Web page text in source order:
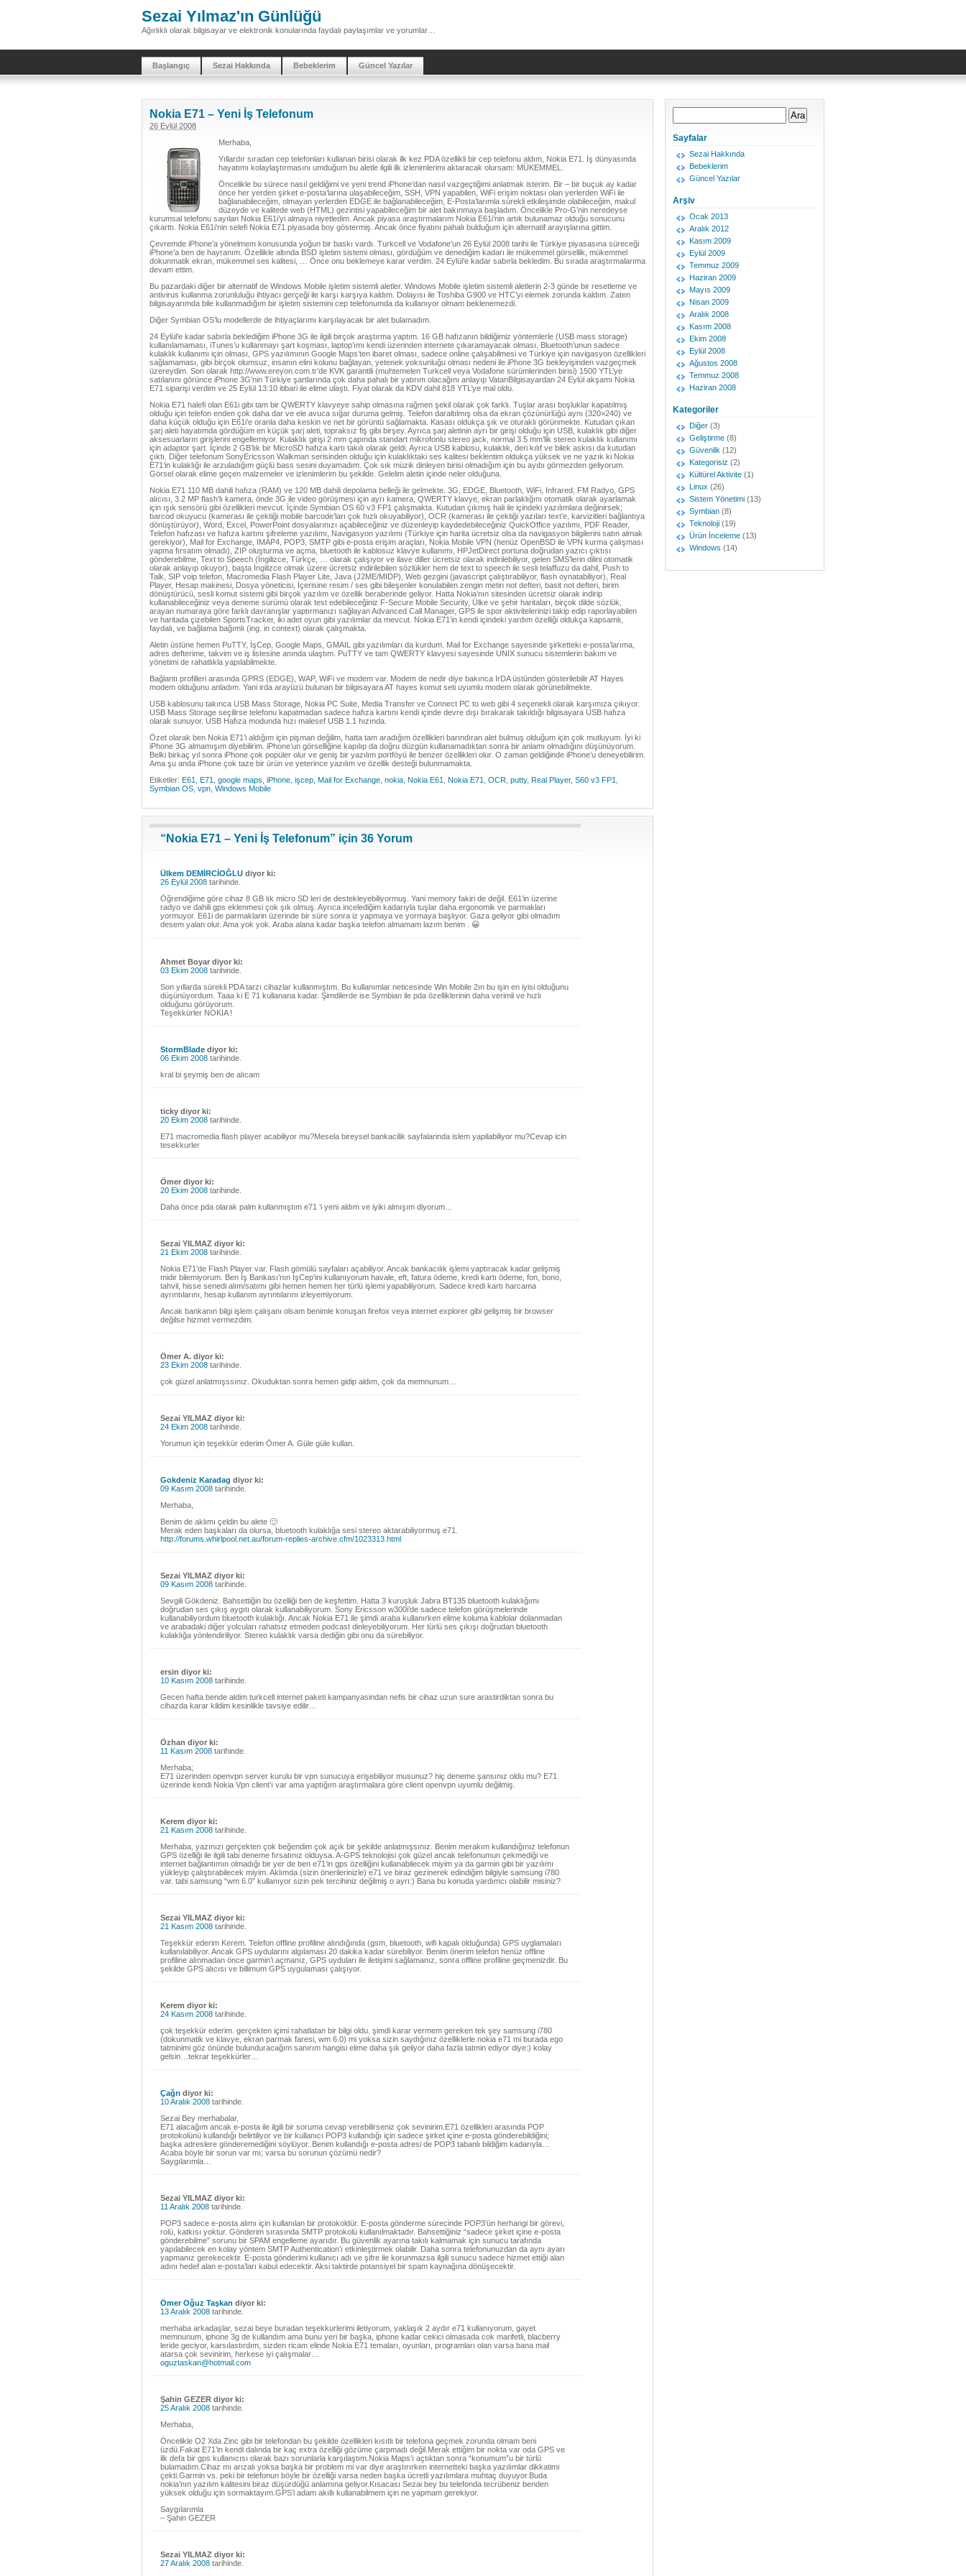
Sezai Yılmaz'ın Günlüğü
Ağırlıklı olarak bilgisayar ve elektronik konularında faydalı paylaşımlar ve yorumlar…
Başlangıç Sezai Hakkında Bebeklerim Güncel Yazılar
Nokia E71 – Yeni İş Telefonum
26 Eylül 2008
Merhaba,
Yıllardır sıradan cep telefonları kullanan birisi olarak ilk kez PDA özellikli bir cep telefonu aldım, Nokia E71. İş dünyasında
hayatımı kolaylaştırmasını umduğum bu aletle ilgili ilk izlenimlerimi aktaracak olursam: MÜKEMMEL.
Öncelikle bu sürece nasıl geldiğimi ve yeni trend iPhone’dan nasıl vazgeçtiğimi anlatmak isterim. Bir – bir buçuk ay kadar
önce her yerden şirket e-posta’larına ulaşabileceğim, SSH, VPN yapabilen, WiFi erişim noktası olan yerlerden WiFi ile
bağlanabileceğim, olmayan yerlerden EDGE ile bağlanabileceğim, E-Posta’larımla sürekli etkileşimde olabileceğim, makul
düzeyde ve kalitede web (HTML) gezintisi yapabileceğim bir alet bakınmaya başladım. Öncelikle Pro-G’nin neredeyse
kurumsal telefonu sayılan Nokia E61i’yi almaya niyetledim. Ancak piyasa araştırmalarım Nokia E61i’nin artık bulunamaz olduğu sonucunu
çıkarttı. Nokia E61i’nin selefi Nokia E71 piyasada boy göstermiş. Ancak önce fiyatını pahalı bulduğum için alternatif arayışlarına gittim.
Çevremde iPhone’a yönelmem konusunda yoğun bir baskı vardı. Turkcell ve Vodafone’un 26 Eylül 2008 tarihi ile Türkiye piyasasına süreceği
iPhone’a ben de hayranım. Özellikle altında BSD işletim sistemi olması, gördüğüm ve denediğim kadarı ile mükemmel görsellik, mükemmel
dokunmatik ekran, mükemmel ses kalitesi, … Önce onu beklemeye karar verdim. 24 Eylül’e kadar sabırla bekledim. Bu sırada araştırmalarıma
devam ettim.
Bu pazardaki diğer bir alternatif de Windows Mobile işletim sistemli aletler. Windows Mobile işletim sistemli aletlerin 2-3 günde bir resetleme ve
antivirus kullanma zorunluluğu ihtiyacı gerçeği ile karşı karşıya kaldım. Dolayısı ile Toshiba G900 ve HTC’yi elemek zorunda kaldım. Zaten
bilgisayarımda bile kullanmadığım bir işletim sistemini cep telefonumda da kullanıyor olmam beklenemezdi.
Diğer Symbian OS’lu modellerde de ihtiyaçlarımı karşılayacak bir alet bulamadım.
24 Eylül’e kadar sabırla beklediğim iPhone 3G ile ilgili birçok araştırma yaptım. 16 GB hafızanın bildiğimiz yöntemlerle (USB mass storage)
kullanılamaması, iTunes’u kullanmayı şart koşması, laptop’ımı kendi üzerinden internete çıkaramayacak olması, Bluetooth’unun sadece
kulaklık kullanımı için olması, GPS yazılımının Google Maps’ten ibaret olması, sadece online çalışabilmesi ve Türkiye için navigasyon özellikleri
sağlamaması, gibi birçok olumsuz, insanın elini kolunu bağlayan, yetenek yoksunluğu olması nedeni ile iPhone 3G bekleyişinden vazgeçmek
üzereydim. Son olarak http://www.ereyon.com.tr’de KVK garantili (muhtemelen Turkcell veya Vodafone sürümlerinden birisi) 1500 YTL’ye
satılanını görünce iPhone 3G’nin Türkiye şartlarında çok daha pahalı bir yatırım olacağını anlayıp VatanBilgisayardan 24 Eylül akşamı Nokia
E71 siparişi verdim ve 25 Eylül 13:10 itibari ile elime ulaştı. Fiyat olarak da KDV dahil 818 YTL’ye mal oldu.
Nokia E71 halefi olan E61i gibi tam bir QWERTY klavyeye sahip olmasına rağmen şekil olarak çok farklı. Tuşlar arası boşluklar kapatılmış
olduğu için telefon enden çok daha dar ve ele avuca sığar duruma gelmiş. Telefon daraltılmış olsa da ekran çözünürlüğü aynı (320×240) ve
daha küçük olduğu için E61i’e oranla daha keskin ve net bir görüntü sağlamakta. Kasası oldukça şık ve oturaklı görünmekte. Kutudan çıkan
şarj aleti hayatımda gördüğüm en küçük şarj aleti, topraksız fiş gibi birşey. Ayrıca şarj aletinin ayrı bir girişi olduğu için USB, kulaklık gibi diğer
aksesuarların girişlerini engellemiyor. Kulaklık girişi 2 mm çapında standart mikrofonlu stereo jack, normal 3.5 mm’lik stereo kulaklık kullanımı
için adaptor şart. İçinde 2 GB’lık bir MicroSD hafıza kartı takılı olarak geldi. Ayrıca USB kablosu, kulaklık, deri kılıf ve bilek askısı da kutudan
çıktı. Diğer telefonum SonyEricsson Walkman serisinden olduğu için kulaklıktaki ses kalitesi beklentim oldukça yüksek ve ne yazık ki Nokia
E71’in kulaklığı ile arzuladığım güçlü bass sesini duyamadım. Çok sık müzik dinleyen birisi olmadığım için bu ayıbı görmezden geliyorum.
Görsel olarak elime geçen malzemeler ve izlenimlerim bu şekilde. Gelelim aletin içinde neler olduğuna.
Nokia E71 110 MB dahili hafıza (RAM) ve 120 MB dahili depolama belleği ile gelmekte. 3G, EDGE, Bluetooth, WiFi, Infrared, FM Radyo, GPS
alıcısı, 3.2 MP flash’lı kamera, önde 3G ile video görüşmesi için ayrı kamera, QWERTY klavye, ekran parlaklığını otomatik olarak ayarlamak
için ışık sensörü gibi özellikleri mevcut. İçinde Symbian OS 60 v3 FP1 çalışmakta. Kutudan çıkmış hali ile içindeki yazılımlara değinirsek;
barcod okuyucu (kamerası ile çektiği mobile barcode’ları çok hızlı okuyabiliyor), OCR (kamerası ile çektiği yazıları text’e, karvizitleri bağlantıya
dönüştürüyor), Word, Excel, PowerPoint dosyalarınızı açabileceğiniz ve düzenleyip kaydedebileceğiniz QuickOffice yazılımı, PDF Reader,
Telefon hafızası ve hafıza kartını şifreleme yazılımı, Navigasyon yazılımı (Türkiye için harita ücretsiz olsa da navigasyon bilgilerini satın almak
gerekiyor), Mail for Exchange, IMAP4, POP3, SMTP gibi e-posta erişim araçları, Nokia Mobile VPN (henüz OpenBSD ile VPN kurma çalışması
yapma fırsatım olmadı), ZIP oluşturma ve açma, bluetooth ile kablosuz klavye kullanımı, HPJetDirect portuna doğrudan yazıcı çıktısı
gönderebilme, Text to Speech (İngilizce, Türkçe, … olarak çalışıyor ve ilave diller ücretsiz olarak indirilebiliyor, gelen SMS’lerin dilini otomatik
olarak anlayıp okuyor), başta İngilizce olmak üzere ücretsiz indirilebilen sözlükler hem de text to speech ile sesli telaffuzu da dahil, Push to
Talk, SIP voip telefon, Macromedia Flash Player Lite, Java (J2ME/MIDP), Web gezgini (javascript çalıştırabiliyor, flash oynatabiliyor), Real
Player, Hesap makinesi, Dosya yöneticisi, İçerisine resim / ses gibi bileşenler konulabilen zengin metin not defteri, basit not defteri, birim
dönüştürücü, sesli komut sistemi gibi birçok yazılım ve özellik beraberinde geliyor. Hatta Nokia’nın sitesinden ücretsiz olarak indirip
kullanabileceğiniz veya deneme sürümü olarak test edebileceğiniz F-Secure Mobile Security, Ülke ve şehir haritaları, birçok dilde sözlük,
arayan numaraya göre farklı davranışlar yaptırmanızı sağlayan Advanced Call Manager, GPS ile spor aktivitelerinizi takip edip raporlayabilen
ve haritada çizebilen SportsTracker, iki adet oyun gibi yazılımlar da mevcut. Nokia E71’in kendi içindeki yardım özelliği oldukça kapsamlı,
faydalı, ve bağlama bağımlı (ing. in context) olarak çalışmakta.
Aletin üstüne hemen PuTTY, İşCep, Google Maps, GMAIL gibi yazılımları da kurdum. Mail for Exchange sayesinde şirketteki e-posta’larıma,
adres defterime, takvim ve iş listesine anında ulaştım. PuTTY ve tam QWERTY klavyesi sayesinde UNIX sunucu sistemlerin bakım ve
yönetimi de rahatlıkla yapılabilmekte.
Bağlantı profilleri arasında GPRS (EDGE), WAP, WiFi ve modem var. Modem de nedir diye bakınca IrDA üstünden gösterilebilir AT Hayes
modem olduğunu anladım. Yani irda arayüzü bulunan bir bilgisayara AT hayes komut seti uyumlu modem olarak görünebilmekte.
USB kablosunu takınca USB Mass Storage, Nokia PC Suite, Media Transfer ve Connect PC to web gibi 4 seçenekli olarak karşımıza çıkıyor.
USB Mass Storage seçilirse telefonu kapatmadan sadece hafıza kartını kendi içinde devre dışı bırakarak takıldığı bilgisayara USB hafıza
olarak sunuyor. USB Hafıza modunda hızı malesef USB 1.1 hızında.
Özet olarak ben Nokia E71’i aldığım için pişman değilim, hatta tam aradığım özellikleri barındıran alet bulmuş olduğum için çok mutluyum. İyi ki
iPhone 3G almamışım diyebilirim. iPhone’un görselliğine kapılıp da doğru düzgün kullanamadıktan sonra bir anlamı olmadığını düşünüyorum.
Belki birkaç yıl sonra iPhone çok popüler olur ve geniş bir yazılım portföyü ile benzer özellikleri olur. O zaman geldiğinde iPhone’u deneyebilirim.
Ama şu anda iPhone çok taze bir ürün ve yeterince yazılım ve özellik desteği bulunmamakta.
Etiketler: E61 E71 google maps iPhone işcep Mail for Exchange nokia Nokia E61 Nokia E71 OCR putty, Real Player, S60 v3 FP1
Symbian OS vpn Windows Mobile
“Nokia E71 – Yeni İş Telefonum” için 36 Yorum
Ülkem DEMİRCİOĞLU diyor ki:
26 Eylül 2008 tarihinde.
Öğrendiğime göre cihaz 8 GB lık micro SD leri de destekleyebiliyormuş. Yani memory fakiri de değil. E61’in üzerine
radyo ve dahili gps eklenmesi çok şık olmuş. Ayrıca incelediğim kadarıyla tuşlar daha ergonomik ve parmakları
yormuyor. E61i de parmaklarin üzerinde bir süre sonra iz yapmaya ve yormaya başlıyor. Gaza geliyor gibi olmadım
desem yalan olur. Ama yok yok. Araba alana kadar başka telefon almamam lazım benim . 😀
Ahmet Boyar diyor ki:
03 Ekim 2008 tarihinde.
Son yıllarda sürekli PDA tarzı cihazlar kullanmıştım. Bu kullanımlar neticesinde Win Mobile 2ın bu işin en iyisi olduğunu
düşünüyordum. Taaa ki E 71 kullanana kadar. Şimdilerde ise Symbian ile pda özelliklerinin daha verimli ve hızlı
olduğunu görüyorum.
Teşekkürler NOKIA !
StormBlade diyor ki:
06 Ekim 2008 tarihinde.
kral bi şeymiş ben de alıcam
ticky diyor ki:
20 Ekim 2008 tarihinde.
E71 macromedia flash player acabiliyor mu?Mesela bireysel bankacilik sayfalarinda islem yapilabiliyor mu?Cevap icin
tesekkurler
Ömer diyor ki:
20 Ekim 2008 tarihinde.
Daha önce pda olarak palm kullanmıştım e71 ‘i yeni aldım ve iyiki almışım diyorum…
Sezai YILMAZ diyor ki:
21 Ekim 2008 tarihinde.
Nokia E71’de Flash Player var. Flash gömülü sayfaları açabiliyor. Ancak bankacılık işlemi yaptıracak kadar gelişmiş
midir bilemiyorum. Ben İş Bankası’nın İşCep’ini kullanıyorum havale, eft, fatura ödeme, kredi kartı ödeme, fon, bono,
tahvil, hisse senedi alım/satımı gibi hemen hemen her türlü işlemi yapabiliyorum. Sadece kredi kartı harcama
ayrıntılarını, hesap kullanım ayrıntılarını izleyemiyorum.
Ancak bankanın bilgi işlem çalışanı olsam benimle konuşan firefox veya internet explorer gibi gelişmiş bir browser
değilse hizmet vermezdim.
Ömer A. diyor ki:
23 Ekim 2008 tarihinde.
çok güzel anlatmışssınız. Okuduktan sonra hemen gidip aldım, çok da memnunum…
Sezai YILMAZ diyor ki:
24 Ekim 2008 tarihinde.
Yorumun için teşekkür ederim Ömer A. Güle güle kullan.
Gokdeniz Karadag diyor ki:
09 Kasım 2008 tarihinde.
Merhaba,
Benim de aklımı çeldin bu alete 🙂
Merak eden başkaları da olursa, bluetooth kulaklığa sesi stereo aktarabiliyormuş e71.
http://forums.whirlpool.net.au/forum-replies-archive.cfm/1023313.html
Sezai YILMAZ diyor ki:
09 Kasım 2008 tarihinde.
Sevgili Gökdeniz. Bahsettiğin bu özelliği ben de keşfettim. Hatta 3 kuruşluk Jabra BT135 bluetooth kulaklığımı
doğrudan ses çıkış aygıtı olarak kullanabiliyorum. Sony Ericsson w300i’de sadece telefon görüşmelerinde
kullanabiliyordum bluetooth kulaklığı. Ancak Nokia E71 ile şimdi araba kullanırken elime koluma kablolar dolanmadan
ve arabadaki diğer yolcuları rahatsız etmeden podcast dinleyebiliyorum. Her türlü ses çıkışı doğrudan bluetooth
kulaklığa yönlendiriliyor. Stereo kulaklık varsa dediğin gibi onu da sürebiliyor.
ersin diyor ki:
10 Kasım 2008 tarihinde.
Gecen hafta bende aldim turkcell internet paketi kampanyasindan nefis bir cihaz uzun sure arastirdiktan sonra bu
cihazda karar kildim kesinlikle tavsiye edilir…
Özhan diyor ki:
11 Kasım 2008 tarihinde.
Merhaba;
E71 üzerinden openvpn server kurulu bir vpn sunucuya erişebiliyor musunuz? hiç deneme şansınız oldu mu? E71
üzerinde kendi Nokia Vpn client’ı var ama yaptığım araştırmalara göre client openvpn uyumlu değilmiş.
Kerem diyor ki:
21 Kasım 2008 tarihinde.
Merhaba, yazınızı gerçekten çok beğendim çok açık bir şekilde anlatmışsınız. Benim merakım kullandığınız telefonun
GPS özelliği ile ilgili tabi deneme fırsatınız olduysa. A-GPS teknolojisi çok güzel ancak telefonumun çekmediği ve
internet bağlantımın olmadığı bir yer de ben e71’in gps özelliğini kullanabilecek miyim ya da garmin gibi bir yazılımı
yükleyip çalıştırabilecek miyim. Aklımda (sizin önerilerinizle) e71 ve biraz gezinerek edindiğim bilgiyle samsung i780
var. tabi samsung “wm 6.0” kullanıyor sizin pek tercihiniz değilmiş o ayrı:) Bana bu konuda yardımcı olabilir misiniz?
Sezai YILMAZ diyor ki:
21 Kasım 2008 tarihinde.
Teşekkür ederim Kerem. Telefon offline profiline alındığında (gsm, bluetooth, wifi kapalı olduğunda) GPS uyglamaları
kullanılabiliyor. Ancak GPS uydularını algılaması 20 dakika kadar sürebiliyor. Benim önerim telefon henüz offline
profiline alınmadan önce garmin’i açmanız, GPS uyduları ile iletişimi sağlamanız, sonra offline profiline geçmenizdir. Bu
şekilde GPS alıcısı ve billimum GPS uygulaması çalışıyor.
Kerem diyor ki:
24 Kasım 2008 tarihinde.
çok teşekkür ederim. gerçekten içimi rahatlatan bir bilgi oldu. şimdi karar vermem gereken tek şey samsung i780
(dokunmatik ve klavye, ekran parmak faresi, wm 6.0) mi yoksa sizin saydığınız özelliklerle nokia e71 mi burada ego
tatminimi göz önünde bulunduracağım sanırım hangisi elime daha şık geliyor daha fazla tatmin ediyor diye:) kolay
gelsin…tekrar teşekkürler…
Çağrı diyor ki:
10 Aralık 2008 tarihinde.
Sezai Bey merhabalar,
E71 alacağım ancak e-posta ile ilgili bir soruma cevap verebilirseniz çok sevinirim.E71 özellikleri arasında POP
protokolünü kullandığı belirtiliyor ve bir kullanıcı POP3 kullandığı için sadece şirket içine e-posta gönderebildiğini;
başka adreslere gönderemediğini söylüyor..Benim kullandığı e-posta adresi de POP3 tabanlı bildiğim kadarıyla…
Acaba böyle bir sorun var mı; varsa bu sorunun çözümü nedir?
Saygılarımla…
Sezai YILMAZ diyor ki:
11 Aralık 2008 tarihinde.
POP3 sadece e-posta alımı için kullanılan bir protokoldür. E-posta gönderme sürecinde POP3’ün herhangi bir görevi,
rolü, katkısı yoktur. Gönderim sırasında SMTP protokolü kullanılmaktadır. Bahsettiğiniz “sadece şirket içine e-posta
gönderebilme” sorunu bir SPAM engelleme ayarıdır. Bu güvenlik ayarına takılı kalmamak için sunucu tarafında
yapılabilecek en kolay yöntem SMTP Authentication’ı etkinleştirmek olabilir. Daha sonra telefonunuzdan da aynı ayarı
yapmanız gerekecektir. E-posta gönderimi kullanıcı adı ve şifre ile korunmazsa ilgili sunucu sadece hizmet ettiği alan
adını hedef alan e-posta’ları kabul edecektir. Aksi taktirde potansiyel bir spam kaynağına dönüşecektir.
Ömer Oğuz Taşkan diyor ki:
13 Aralık 2008 tarihinde.
merhaba arkadaşlar, sezai beye buradan teşekkurlerimi iletiyorum, yaklaşık 2 aydır e71 kullanıyorum, gayet
memnunum, iphone 3g de kullandım ama bunu yeri bir başka, iphone kadar cekici olmasada cok marifetli, blacberry
leride geciyor, karsılastırdım, sizden ricam elinde Nokia E71 temaları, oyunları, programları olan varsa bana mail
atarsa çok sevinirim, herkese iyi çalışmalar…
oguztaskan@hotmail.com
Şahin GEZER diyor ki:
25 Aralık 2008 tarihinde.
Merhaba,
Öncelikle O2 Xda Zinc gibi bir telefondan bu şekilde özellikleri kısıtlı bir telefona geçmek zorunda olmam beni
üzdü.Fakat E71’in kendi dalında bir kaç extra özelliği gözüme çarpmadı değil.Merak ettiğim bir nokta var oda GPS ve
ilk defa bir gps kullanıcısı olarak bazı sorunlarla karşılaştım.Nokia Maps’ı açtıktan sonra “konumum”u bir türlü
bulamadım.Cihaz mı arızalı yoksa başka bir problem mi var diye araştırırken internetteki başka yazılımlar dikkatimi
çekti.Garmin vs. peki bir telefonun böyle bir özelliği varsa neden başka ücretli yazılımlara muhtaç duyuyor.Buda
nokia’nın yazılım kalitesini biraz düşürdüğü anlamına geliyor.Kısacası Sezai bey bu telefonda tecrübeniz benden
yüksek olduğu için sormaktayım.GPS’i adam akıllı kullanabilmem için ne yapmam gerekiyor.
Saygılarımla
– Şahin GEZER
Sezai YILMAZ diyor ki:
27 Aralık 2008 tarihinde.
Sayfalar
Sezai Hakkında
Bebeklerim
Güncel Yazılar
Arşiv
Ocak 2013
Aralık 2012
Kasım 2009
Eylül 2009
Temmuz 2009
Haziran 2009
Mayıs 2009
Nisan 2009
Aralık 2008
Kasım 2008
Ekim 2008
Eylül 2008
Ağustos 2008
Temmuz 2008
Haziran 2008
Kategoriler
Diğer (3)
Geliştirme (8)
Güvenlik (12)
Kategorisiz (2)
Kültürel Aktivite (1)
Linux (26)
Sistem Yönetimi (13)
Symbian (8)
Teknoloji (19)
Ürün İnceleme (13)
Windows (14)